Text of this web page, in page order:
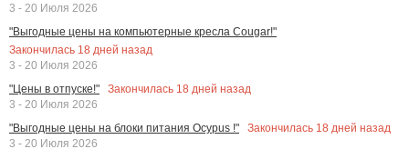
3 - 20 Июля 2026
"Выгодные цены на компьютерные кресла Cougar!"
Закончилась 18 дней назад
3 - 20 Июля 2026
"Цены в отпуске!"
Закончилась 18 дней назад
3 - 20 Июля 2026
"Выгодные цены на блоки питания Ocypus !"
Закончилась 18 дней назад
3 - 20 Июля 2026